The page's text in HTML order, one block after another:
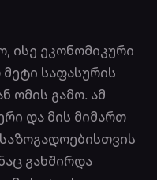
ისე ეკონომიკური
საფასურის
ომის გამო. ამ
და მის მიმართ
გახშირდა